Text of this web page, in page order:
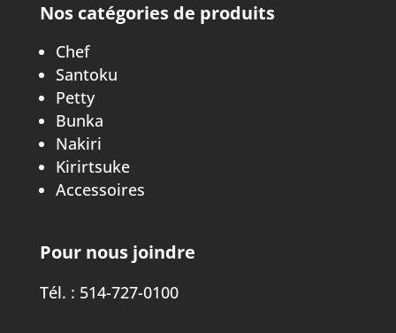
Nos catégories de produits
Chef
Santoku
Petty
Bunka
Nakiri
Kirirtsuke
Accessoires
Pour nous joindre
Tél. : 514-727-0100